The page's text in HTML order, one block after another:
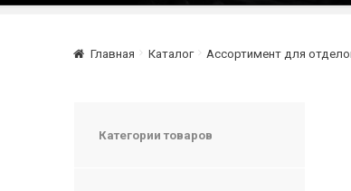
Главная Каталог Ассортимент для
Категории товаров